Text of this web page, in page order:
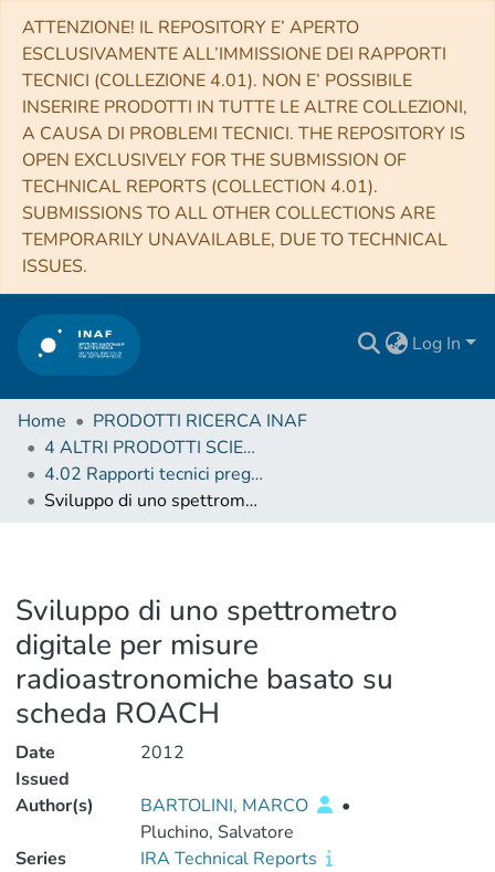
ATTENZIONE! IL REPOSITORY E’ APERTO
ESCLUSIVAMENTE ALL’IMMISSIONE DEI RAPPORTI
TECNICI (COLLEZIONE 4.01). NON E’ POSSIBILE
INSERIRE PRODOTTI IN TUTTE LE ALTRE COLLEZIONI,
A CAUSA DI PROBLEMI TECNICI. THE REPOSITORY IS
OPEN EXCLUSIVELY FOR THE SUBMISSION OF
TECHNICAL REPORTS (COLLECTION 4.01).
SUBMISSIONS TO ALL OTHER COLLECTIONS ARE
TEMPORARILY UNAVAILABLE, DUE TO TECHNICAL
ISSUES.
Log In
Home
PRODOTTI RICERCA INAF
4 ALTRI PRODOTTI SCIENTIFICI (Other scientific products)
4.02 Rapporti tecnici pregressi
Sviluppo di uno spettrometro digitale per misure radioastronomiche basato su scheda ROACH
Sviluppo di uno spettrometro
digitale per misure
radioastronomiche basato su
scheda ROACH
Date
Issued
2012
Author(s) BARTOLINI, MARCO
•
Pluchino, Salvatore
Series
IRA Technical Reports